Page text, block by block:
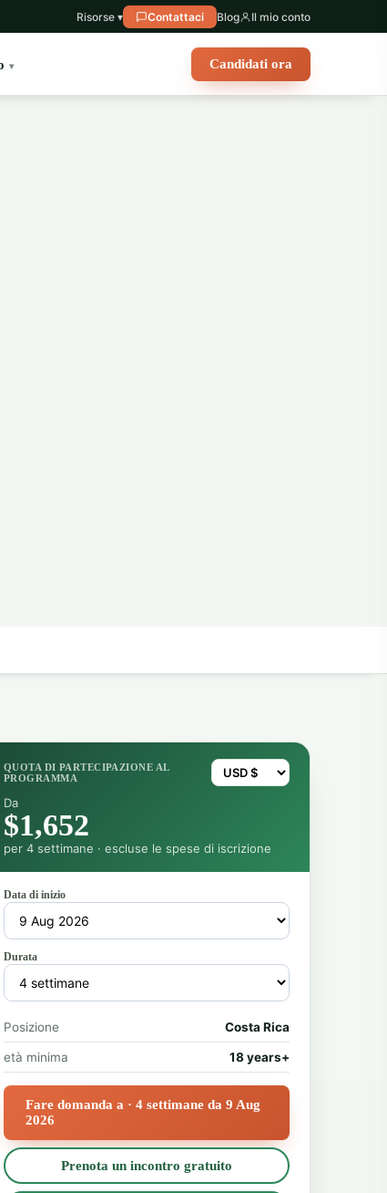
Risorse ▾ Contattaci Blog Il mio conto
Candidati ora
QUOTA DI PARTECIPAZIONE AL
PROGRAMMA
Da
$1,652
per 4 settimane · escluse le spese di iscrizione
Data di inizio
Durata
Posizione Costa Rica
età minima 18 years+
Fare domanda a · 4 settimane da 9 Aug
2026
Prenota un incontro gratuito